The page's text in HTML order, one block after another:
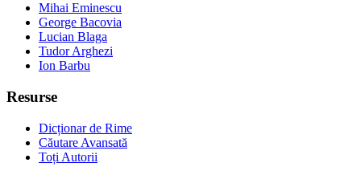
Mihai Eminescu
George Bacovia
Lucian Blaga
Tudor Arghezi
Ion Barbu
Resurse
Dicționar de Rime
Căutare Avansată
Toți Autorii